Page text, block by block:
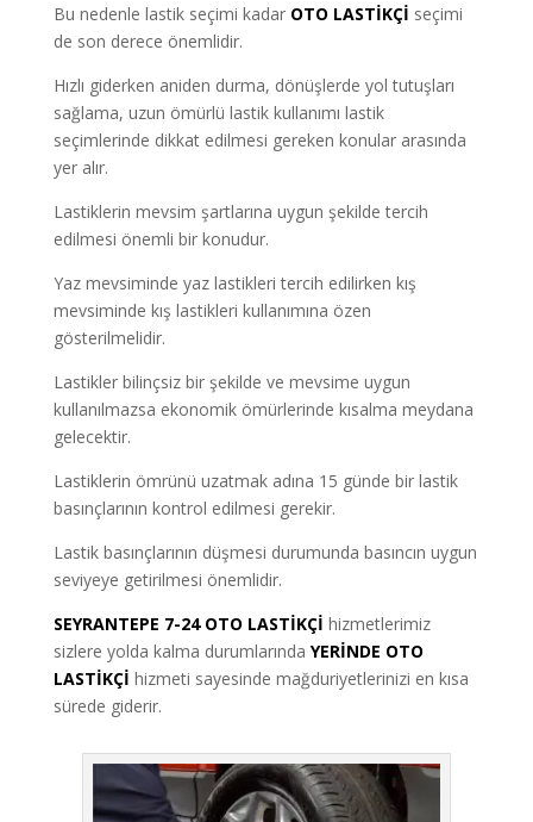
Bu nedenle lastik seçimi kadar OTO LASTİKÇİ seçimi
de son derece önemlidir.
Hızlı giderken aniden durma, dönüşlerde yol tutuşları
sağlama, uzun ömürlü lastik kullanımı lastik
seçimlerinde dikkat edilmesi gereken konular arasında
yer alır.
Lastiklerin mevsim şartlarına uygun şekilde tercih
edilmesi önemli bir konudur.
Yaz mevsiminde yaz lastikleri tercih edilirken kış
mevsiminde kış lastikleri kullanımına özen
gösterilmelidir.
Lastikler bilinçsiz bir şekilde ve mevsime uygun
kullanılmazsa ekonomik ömürlerinde kısalma meydana
gelecektir.
Lastiklerin ömrünü uzatmak adına 15 günde bir lastik
basınçlarının kontrol edilmesi gerekir.
Lastik basınçlarının düşmesi durumunda basıncın uygun
seviyeye getirilmesi önemlidir.
SEYRANTEPE 7-24 OTO LASTİKÇİ hizmetlerimiz
sizlere yolda kalma durumlarında YERİNDE OTO
LASTİKÇİ hizmeti sayesinde mağduriyetlerinizi en kısa
sürede giderir.